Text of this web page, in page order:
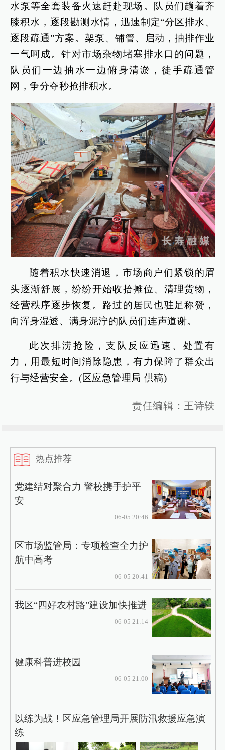
水泵等全套装备火速赶赴现场。队员们趟着齐
膝积水，逐段勘测水情，迅速制定“分区排水、
逐段疏通”方案。架泵、铺管、启动，抽排作业
一气呵成。针对市场杂物堵塞排水口的问题，
队员们一边抽水一边俯身清淤，徒手疏通管
网，争分夺秒抢排积水。
随着积水快速消退，市场商户们紧锁的眉
头逐渐舒展，纷纷开始收拾摊位、清理货物，
经营秩序逐步恢复。路过的居民也驻足称赞，
向浑身湿透、满身泥泞的队员们连声道谢。
此次排涝抢险，支队反应迅速、处置有
力，用最短时间消除隐患，有力保障了群众出
行与经营安全。(区应急管理局 供稿)
责任编辑：王诗轶
热点推荐
党建结对聚合力 警校携手护平
安
06-05 20:46
区市场监管局：专项检查全力护
航中高考
06-05 20:41
我区“四好农村路”建设加快推进
06-05 21:14
健康科普进校园
06-05 21:00
以练为战！区应急管理局开展防汛救援应急演
练